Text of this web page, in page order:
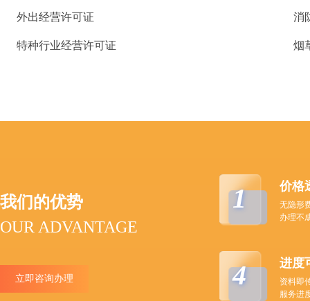
外出经营许可证 消
特种行业经营许可证 烟
我们的优势
OUR ADVANTAGE
立即咨询办理
1 价格
无隐形
办理不
4 进度
资料即
服务进